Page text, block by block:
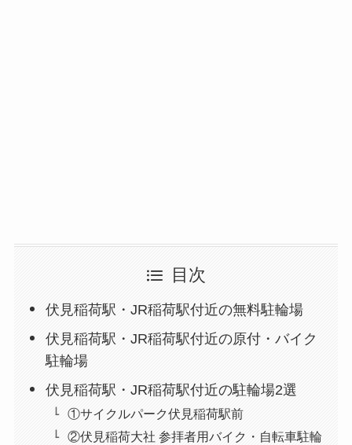
目次
伏見稲荷駅・JR稲荷駅付近の無料駐輪場
伏見稲荷駅・JR稲荷駅付近の原付・バイク
駐輪場
伏見稲荷駅・JR稲荷駅付近の駐輪場2選
①サイクルパーク伏見稲荷駅前
②伏見稲荷大社 参拝者用バイク・自転車駐輪